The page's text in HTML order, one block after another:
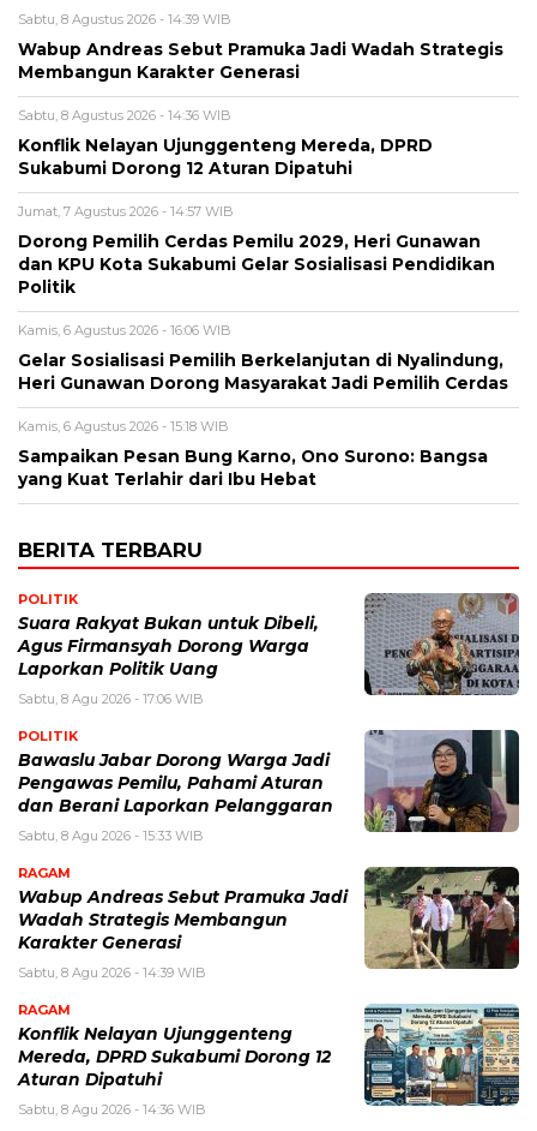
Sabtu, 8 Agustus 2026 - 14:39 WIB
Wabup Andreas Sebut Pramuka Jadi Wadah Strategis
Membangun Karakter Generasi ‎
Sabtu, 8 Agustus 2026 - 14:36 WIB
Konflik Nelayan Ujunggenteng Mereda, DPRD
Sukabumi Dorong 12 Aturan Dipatuhi
Jumat, 7 Agustus 2026 - 14:57 WIB
Dorong Pemilih Cerdas Pemilu 2029, Heri Gunawan
dan KPU Kota Sukabumi Gelar Sosialisasi Pendidikan
Politik
Kamis, 6 Agustus 2026 - 16:06 WIB
Gelar Sosialisasi Pemilih Berkelanjutan di Nyalindung,
Heri Gunawan Dorong Masyarakat Jadi Pemilih Cerdas
Kamis, 6 Agustus 2026 - 15:18 WIB
Sampaikan Pesan Bung Karno, Ono Surono: Bangsa
yang Kuat Terlahir dari Ibu Hebat
BERITA TERBARU
POLITIK
Suara Rakyat Bukan untuk Dibeli,
Agus Firmansyah Dorong Warga
Laporkan Politik Uang
Sabtu, 8 Agu 2026 - 17:06 WIB
POLITIK
Bawaslu Jabar Dorong Warga Jadi
Pengawas Pemilu, Pahami Aturan
dan Berani Laporkan Pelanggaran
Sabtu, 8 Agu 2026 - 15:33 WIB
RAGAM
Wabup Andreas Sebut Pramuka Jadi
Wadah Strategis Membangun
Karakter Generasi ‎
Sabtu, 8 Agu 2026 - 14:39 WIB
RAGAM
Konflik Nelayan Ujunggenteng
Mereda, DPRD Sukabumi Dorong 12
Aturan Dipatuhi
Sabtu, 8 Agu 2026 - 14:36 WIB